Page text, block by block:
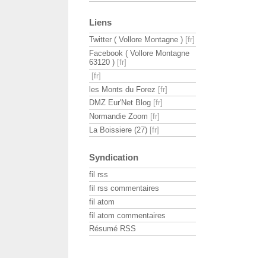
Liens
Twitter ( Vollore Montagne )
Facebook ( Vollore Montagne
63120 )
les Monts du Forez
DMZ Eur'Net Blog
Normandie Zoom
La Boissiere (27)
Syndication
fil rss
fil rss commentaires
fil atom
fil atom commentaires
Résumé RSS